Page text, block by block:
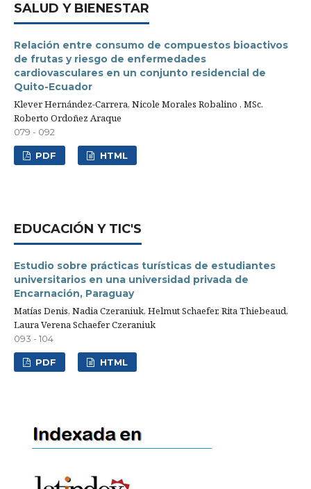
SALUD Y BIENESTAR
Relación entre consumo de compuestos bioactivos
de frutas y riesgo de enfermedades
cardiovasculares en un conjunto residencial de
Quito-Ecuador
Klever Hernández-Carrera, Nicole Morales Robalino , MSc.
Roberto Ordoñez Araque
079 - 092
PDF HTML
EDUCACIÓN Y TIC'S
Estudio sobre prácticas turísticas de estudiantes
universitarios en una universidad privada de
Encarnación, Paraguay
Matías Denis, Nadia Czeraniuk, Helmut Schaefer, Rita Thiebeaud,
Laura Verena Schaefer Czeraniuk
093 - 104
PDF HTML